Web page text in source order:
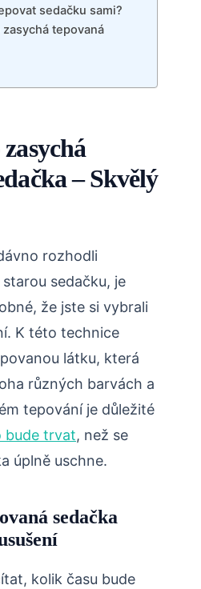
sedačku sami?
tepovaná
– Skvělý
rozhodli
sedačku, je
že jste si vybrali
K této technice
látku, která
různých barvách a
tepování je důležité
bude trvat, než se
úplně uschne.
sedačka
kolik času bude